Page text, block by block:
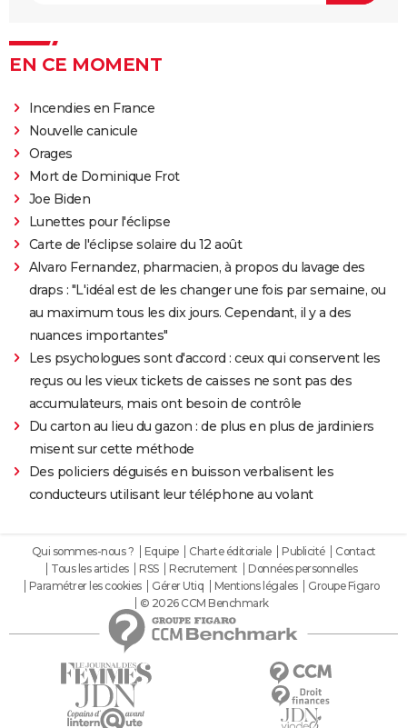
EN CE MOMENT
Incendies en France
Nouvelle canicule
Orages
Mort de Dominique Frot
Joe Biden
Lunettes pour l'éclipse
Carte de l'éclipse solaire du 12 août
Alvaro Fernandez, pharmacien, à propos du lavage des
draps : "L'idéal est de les changer une fois par semaine, ou
au maximum tous les dix jours. Cependant, il y a des
nuances importantes"
Les psychologues sont d'accord : ceux qui conservent les
reçus ou les vieux tickets de caisses ne sont pas des
accumulateurs, mais ont besoin de contrôle
Du carton au lieu du gazon : de plus en plus de jardiniers
misent sur cette méthode
Des policiers déguisés en buisson verbalisent les
conducteurs utilisant leur téléphone au volant
Qui sommes-nous ? Equipe Charte éditoriale Publicité
Contact
Tous les articles
RSS Recrutement
Données personnelles
Paramétrer les cookies
Gérer Utiq Mentions légales
Groupe Figaro
© 2026 CCM Benchmark